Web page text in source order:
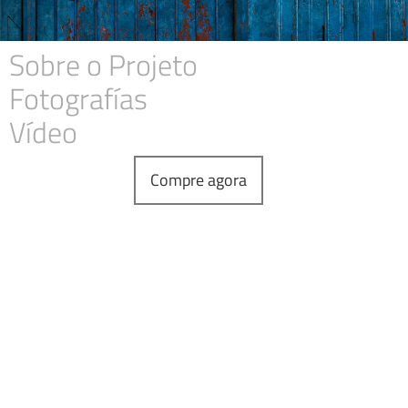
Sobre o Projeto
Fotografías
Vídeo
Compre agora